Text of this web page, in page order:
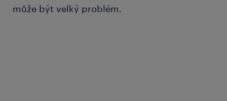
může být velký problém.